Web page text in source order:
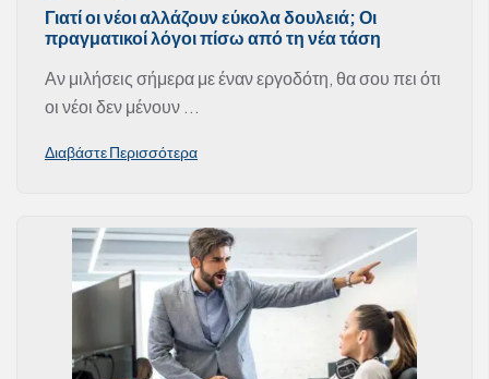
Γιατί οι νέοι αλλάζουν εύκολα δουλειά; Οι
πραγματικοί λόγοι πίσω από τη νέα τάση
Αν μιλήσεις σήμερα με έναν εργοδότη, θα σου πει ότι
οι νέοι δεν μένουν ...
Διαβάστε Περισσότερα